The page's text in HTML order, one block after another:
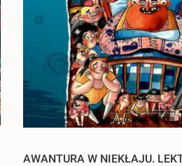
AWANTURA W NIEKŁAJU.